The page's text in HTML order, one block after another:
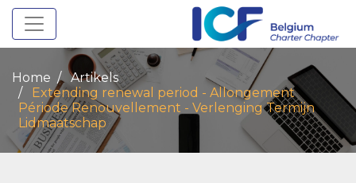
Toggle navigation
Home
Artikels
Extending renewal period - Allongement
Période Renouvellement - Verlenging Termijn
Lidmaatschap